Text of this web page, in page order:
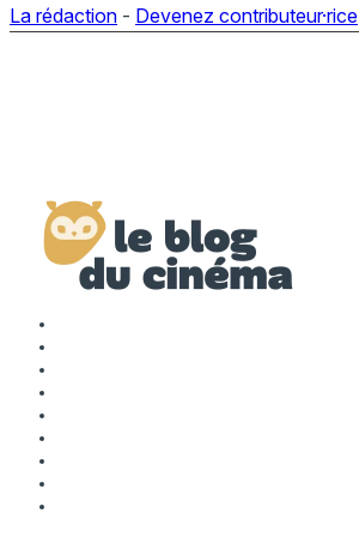
La rédaction - Devenez contributeur·rice